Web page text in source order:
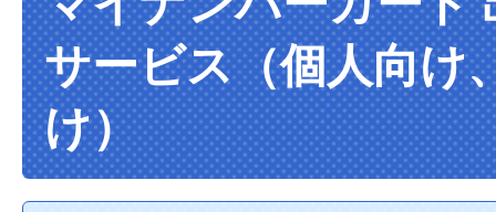
サービス（個人向け
け）